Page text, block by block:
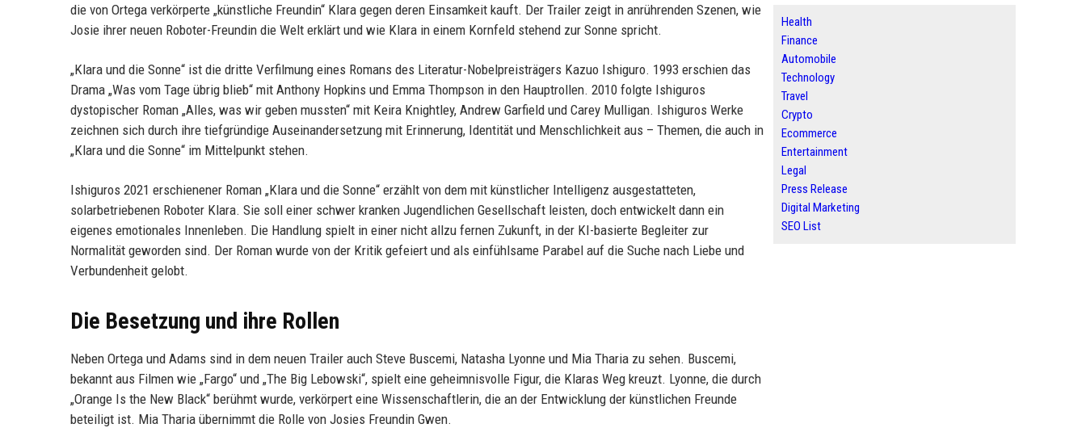
die von Ortega verkörperte „künstliche Freundin“ Klara gegen deren Einsamkeit kauft. Der Trailer zeigt in anrührenden Szenen, wie
Josie ihrer neuen Roboter-Freundin die Welt erklärt und wie Klara in einem Kornfeld stehend zur Sonne spricht.
„Klara und die Sonne“ ist die dritte Verfilmung eines Romans des Literatur-Nobelpreisträgers Kazuo Ishiguro. 1993 erschien das
Drama „Was vom Tage übrig blieb“ mit Anthony Hopkins und Emma Thompson in den Hauptrollen. 2010 folgte Ishiguros
dystopischer Roman „Alles, was wir geben mussten“ mit Keira Knightley, Andrew Garfield und Carey Mulligan. Ishiguros Werke
zeichnen sich durch ihre tiefgründige Auseinandersetzung mit Erinnerung, Identität und Menschlichkeit aus – Themen, die auch in
„Klara und die Sonne“ im Mittelpunkt stehen.
Ishiguros 2021 erschienener Roman „Klara und die Sonne“ erzählt von dem mit künstlicher Intelligenz ausgestatteten,
solarbetriebenen Roboter Klara. Sie soll einer schwer kranken Jugendlichen Gesellschaft leisten, doch entwickelt dann ein
eigenes emotionales Innenleben. Die Handlung spielt in einer nicht allzu fernen Zukunft, in der KI-basierte Begleiter zur
Normalität geworden sind. Der Roman wurde von der Kritik gefeiert und als einfühlsame Parabel auf die Suche nach Liebe und
Verbundenheit gelobt.
Die Besetzung und ihre Rollen
Neben Ortega und Adams sind in dem neuen Trailer auch Steve Buscemi, Natasha Lyonne und Mia Tharia zu sehen. Buscemi,
bekannt aus Filmen wie „Fargo“ und „The Big Lebowski“, spielt eine geheimnisvolle Figur, die Klaras Weg kreuzt. Lyonne, die durch
„Orange Is the New Black“ berühmt wurde, verkörpert eine Wissenschaftlerin, die an der Entwicklung der künstlichen Freunde
beteiligt ist. Mia Tharia übernimmt die Rolle von Josies Freundin Gwen.
Health
Finance
Automobile
Technology
Travel
Crypto
Ecommerce
Entertainment
Legal
Press Release
Digital Marketing
SEO List